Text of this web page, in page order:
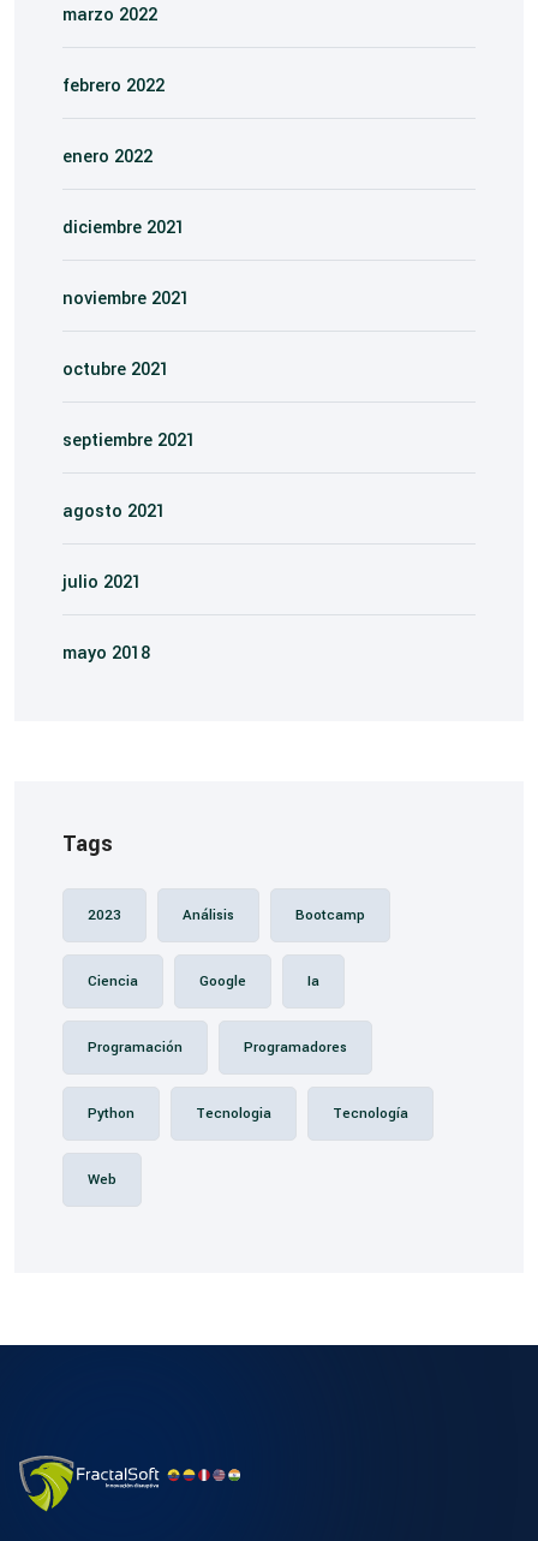
marzo 2022
febrero 2022
enero 2022
diciembre 2021
noviembre 2021
octubre 2021
septiembre 2021
agosto 2021
julio 2021
mayo 2018
Tags
2023 Análisis Bootcamp
Ciencia Google Ia
Programación Programadores
Python Tecnologia Tecnología
Web